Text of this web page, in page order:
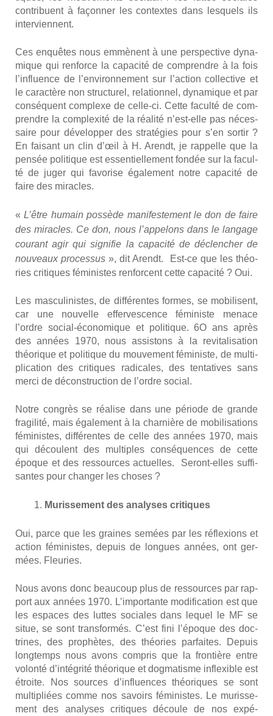
contri­buent à façon­ner les contextes dans les­quels ils
inter­viennent.
Ces enquêtes nous emmènent à une pers­pec­tive dyna­
mique qui ren­force la capa­ci­té de com­prendre à la fois
l’influence de l’environnement sur l’action col­lec­tive et
le carac­tère non struc­tu­rel, rela­tion­nel, dyna­mique et par
consé­quent com­plexe de celle-ci. Cette facul­té de com­
prendre la com­plexi­té de la réa­li­té n’est-elle pas néces­
saire pour déve­lop­per des stra­té­gies pour s’en sor­tir ?
En fai­sant un clin d’œil à H. Arendt, je rap­pelle que la
pen­sée poli­tique est essen­tiel­le­ment fon­dée sur la facul­
té de juger qui favo­rise éga­le­ment notre capa­ci­té de
faire des miracles.
«L’être humain pos­sède mani­fes­te­ment le don de faire
des miracles. Ce don, nous l’appelons dans le lan­gage
cou­rant agir qui signi­fie la capa­ci­té de déclen­cher de
nou­veaux pro­ces­sus », dit Arendt. Est-ce que les théo­
ries cri­tiques fémi­nistes ren­forcent cette capa­ci­té ? Oui.
Les mas­cu­li­nistes, de dif­fé­rentes formes, se mobi­lisent,
car une nou­velle effer­ves­cence fémi­niste menace
l’ordre social-éco­no­mique et poli­tique. 6O ans après
des années 1970, nous assis­tons à la revi­ta­li­sa­tion
théo­rique et poli­tique du mou­ve­ment fémi­niste, de mul­ti­
pli­ca­tion des cri­tiques radi­cales, des ten­ta­tives sans
mer­ci de décons­truc­tion de l’ordre social.
Notre congrès se réa­lise dans une période de grande
fra­gi­li­té, mais éga­le­ment à la char­nière de mobi­li­sa­tions
fémi­nistes, dif­fé­rentes de celle des années 1970, mais
qui découlent des mul­tiples consé­quences de cette
époque et des res­sources actuelles. Seront-elles suf­fi­
santes pour chan­ger les choses ?
Muris­se­ment des ana­lyses cri­tiques
Oui, parce que les graines semées par les réflexions et
action fémi­nistes, depuis de longues années, ont ger­
mées. Fleu­ries.
Nous avons donc beau­coup plus de res­sources par rap­
port aux années 1970. L’importante modi­fi­ca­tion est que
les espaces des luttes sociales dans lequel le MF se
situe, se sont trans­for­més. C’est fini l’époque des doc­
trines, des pro­phètes, des théo­ries par­faites. Depuis
long­temps nous avons com­pris que la fron­tière entre
volon­té d’intégrité théo­rique et dog­ma­tisme inflexible est
étroite. Nos sources d’influences théo­riques se sont
mul­ti­pliées comme nos savoirs fémi­nistes. Le muris­se­
ment des ana­lyses cri­tiques découle de nos expé­